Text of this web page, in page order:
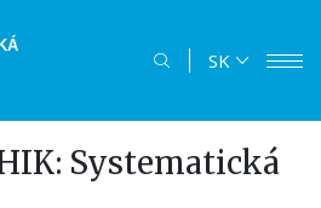
SK
Systematická